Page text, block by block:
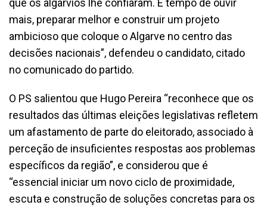
mais, preparar melhor e construir um projeto
ambicioso que coloque o Algarve no centro das
decisões nacionais”, defendeu o candidato, citado
no comunicado do partido.
O PS salientou que Hugo Pereira “reconhece que os
resultados das últimas eleições legislativas refletem
um afastamento de parte do eleitorado, associado à
perceção de insuficientes respostas aos problemas
específicos da região”, e considerou que é
“essencial iniciar um novo ciclo de proximidade,
escuta e construção de soluções concretas para os